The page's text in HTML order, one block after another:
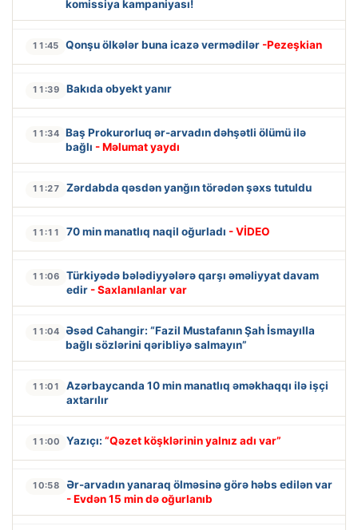
komissiya kampaniyası!
11:45 Qonşu ölkələr buna icazə vermədilər -Pezeşkian
11:39 Bakıda obyekt yanır
11:34 Baş Prokurorluq ər-arvadın dəhşətli ölümü ilə
bağlı - Məlumat yaydı
11:27 Zərdabda qəsdən yanğın törədən şəxs tutuldu
11:11 70 min manatlıq naqil oğurladı - VİDEO
11:06
Türkiyədə bələdiyyələrə qarşı əməliyyat davam
edir - Saxlanılanlar var
11:04
Əsəd Cahangir: “Fazil Mustafanın Şah İsmayılla
bağlı sözlərini qəribliyə salmayın”
11:01
Azərbaycanda 10 min manatlıq əməkhaqqı ilə işçi
axtarılır
11:00 Yazıçı: “Qəzet köşklərinin yalnız adı var”
10:58
Ər-arvadın yanaraq ölməsinə görə həbs edilən var
- Evdən 15 min də oğurlanıb